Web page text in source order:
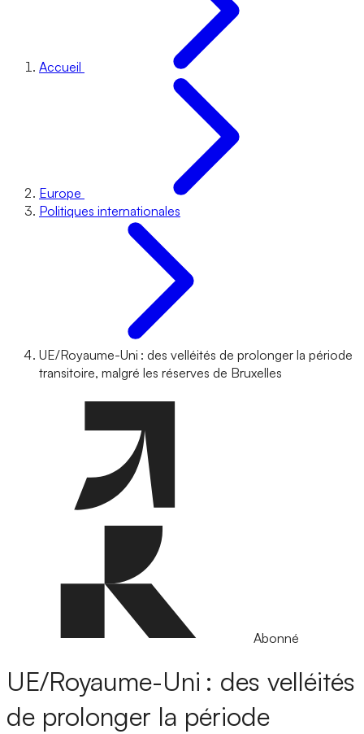
Accueil
Europe
Politiques internationales
UE/Royaume-Uni : des velléités de prolonger la période
transitoire, malgré les réserves de Bruxelles
Abonné
UE/Royaume-Uni : des velléités
de prolonger la période